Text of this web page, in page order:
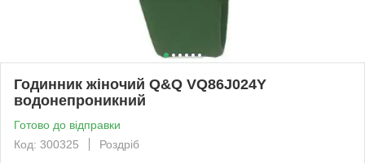
Годинник жіночий Q&Q VQ86J024Y
водонепроникний
Готово до відправки
Код: 300325
Роздріб